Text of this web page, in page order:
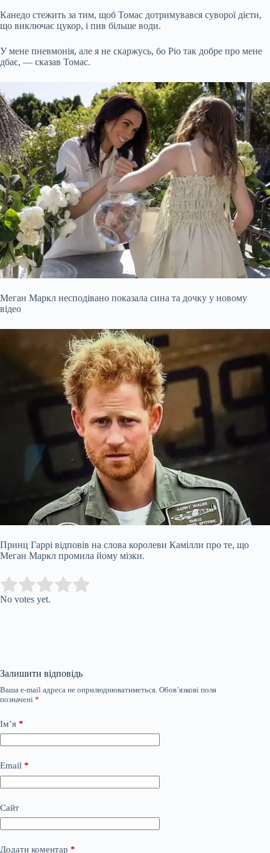
Канедо стежить за тим, щоб Томас дотримувався суворої дієти,
що виключає цукор, і пив більше води.
У мене пневмонія, але я не скаржусь, бо Ріо так добре про мене
дбає, — сказав Томас.
Меган Маркл несподівано показала сина та дочку у новому
відео
Принц Гаррі відповів на слова королеви Камілли про те, що
Меган Маркл промила йому мізки.
Rate this item:
No votes yet.
Залишити відповідь
Ваша e-mail адреса не оприлюднюватиметься. Обов’язкові поля
позначені *
Ім’я *
Email *
Сайт
Додати коментар *